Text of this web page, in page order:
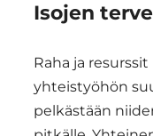
Isojen
Raha ja
yhteistyöhön
pelkästään